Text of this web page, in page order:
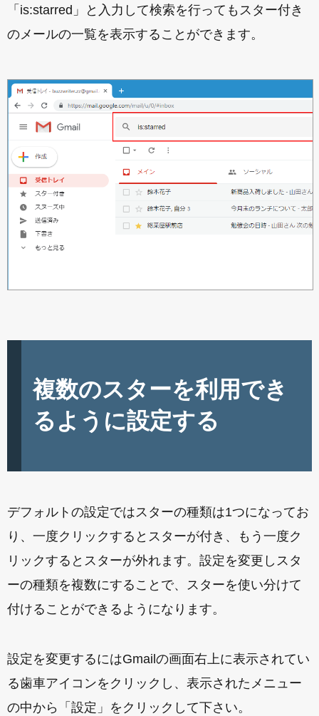
「is:starred」と入力して検索を行ってもスター付き
のメールの一覧を表示することができます。
複数のスターを利用でき
るように設定する
デフォルトの設定ではスターの種類は1つになってお
り、一度クリックするとスターが付き、もう一度ク
リックするとスターが外れます。設定を変更しスタ
ーの種類を複数にすることで、スターを使い分けて
付けることができるようになります。
設定を変更するにはGmailの画面右上に表示されてい
る歯車アイコンをクリックし、表示されたメニュー
の中から「設定」をクリックして下さい。